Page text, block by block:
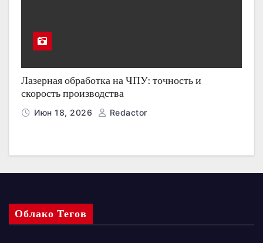
Лазерная обработка на ЧПУ: точность и
скорость производства
Июн 18, 2026 Redactor
Облако Тегов